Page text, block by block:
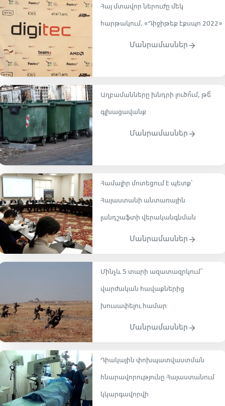
Հայ մտավոր ներուժը մեկ
հարթակում. «Դիջիթեք էքսպո 2022»
Մանրամասներ
Աղբամանները խնդրի լուծո՞ւմ, թե՞
գլխացավանք
Մանրամասներ
Համալիր մոտեցում է պետք՝
Հայաստանի անտառային
լանդշաֆտի վերականգնման
Մանրամասներ
Մինչև 5 տարի ազատազրկում՝
վարժական հավաքներից
խուսափելու համար
Մանրամասներ
Դիակային փոխպատվաստման
հնարավորությունը Հայաստանում
կկարգավորվի